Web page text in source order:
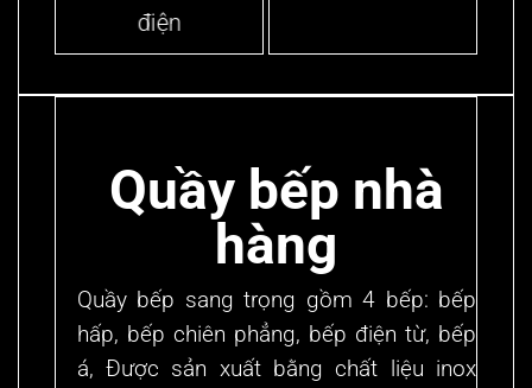
điện
Quầy bếp nhà
hàng
Quầy bếp sang trọng gồm 4 bếp: bếp
hấp, bếp chiên phẳng, bếp điện từ, bếp
á, Được sản xuất bằng chất liệu inox